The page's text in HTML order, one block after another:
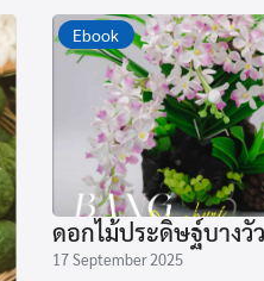
Ebook
ดอกไม้ประดิษฐ์บางวัว
17 September 2025